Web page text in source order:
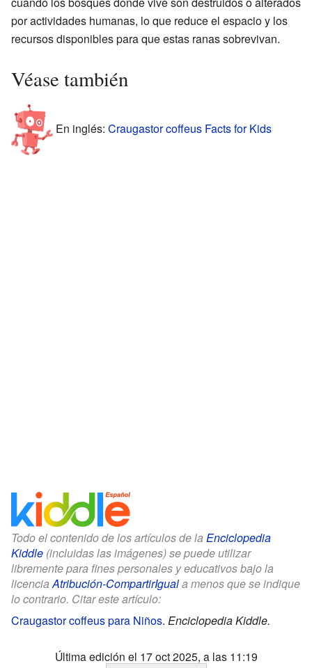
por actividades humanas, lo que reduce el espacio y los
recursos disponibles para que estas ranas sobrevivan.
Véase también
En inglés: Craugastor coffeus Facts for Kids
Todo el contenido de los artículos de la Enciclopedia
Kiddle (incluidas las imágenes) se puede utilizar
libremente para fines personales y educativos bajo la
licenciaAtribución-CompartirIguala menos que se indique
lo contrario. Citar este artículo:
Craugastor coffeus para Niños. Enciclopedia Kiddle.
Última edición el 17 oct 2025, a las 11:19